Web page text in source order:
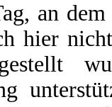
an
hier